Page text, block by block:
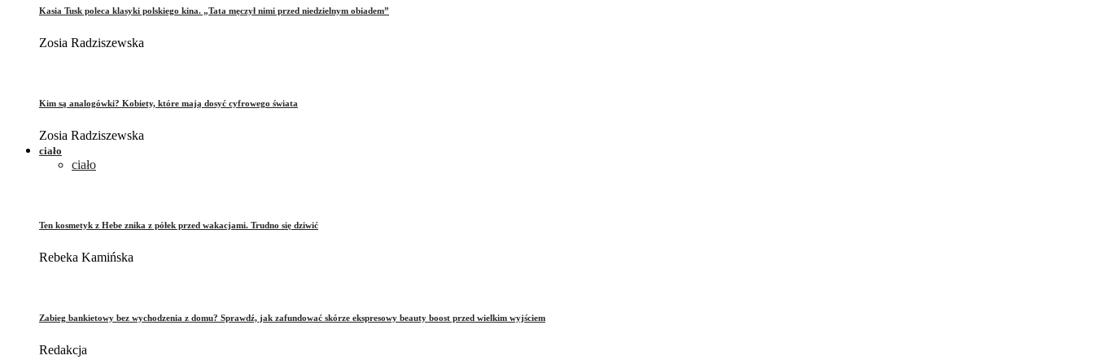
Kasia Tusk poleca klasyki polskiego kina. „Tata męczył nimi przed niedzielnym obiadem”
Zosia Radziszewska
Kim są analogówki? Kobiety, które mają dosyć cyfrowego świata
Zosia Radziszewska
ciało
ciało
Ten kosmetyk z Hebe znika z półek przed wakacjami. Trudno się dziwić
Rebeka Kamińska
Zabieg bankietowy bez wychodzenia z domu? Sprawdź, jak zafundować skórze ekspresowy beauty boost przed wielkim wyjściem
Redakcja